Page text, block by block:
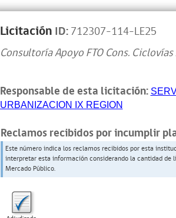
Licitación ID:712307-114-LE25
Consultoría Apoyo FTO Cons.
Responsable de esta licitación:
URBANIZACION IX REGION
Reclamos recibidos por incumplir
Este número indica los reclamos recibidos por esta
interpretar esta información considerando la cantidad
Mercado Público.